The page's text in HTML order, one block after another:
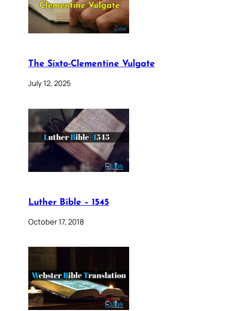
The Sixto-Clementine Vulgate
July 12, 2025
Luther Bible – 1545
October 17, 2018